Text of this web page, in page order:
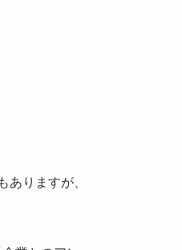
りますが、